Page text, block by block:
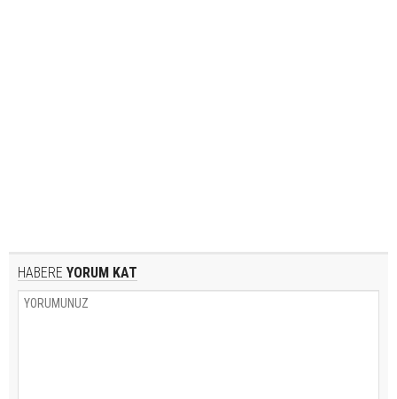
HABERE YORUM KAT